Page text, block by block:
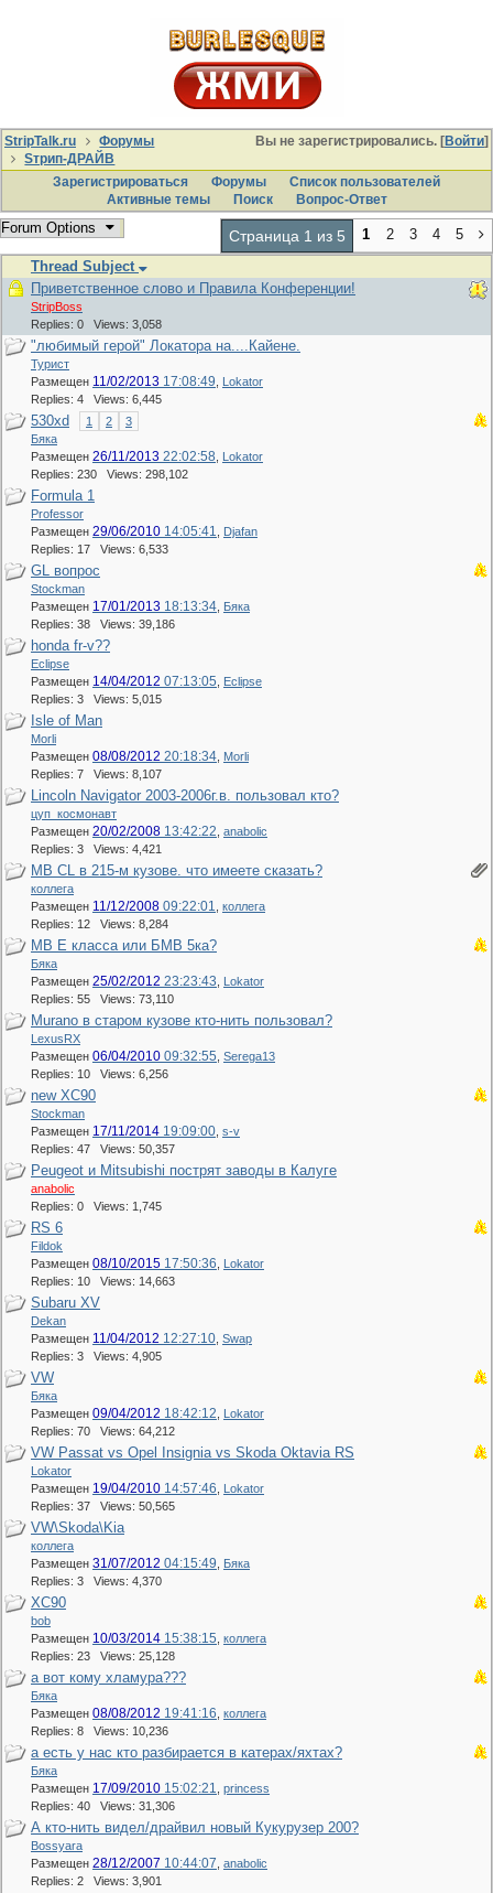
Вы не зарегистрировались. [Войти]
StripTalk.ru
Форумы
Sтрип-ДРАЙВ
Зарегистрироваться
Форумы
Список пользователей
Активные темы
Поиcк Вопрос-Ответ
Forum Options Страница 1 из 5 1 2 3 4
5
Thread Subject
Приветственное слово и Правила Конференции!
StripBoss
Replies: 0 Views: 3,058
"любимый герой" Локатора на....Кайене.
Турист
Размещен 11/02/2013 17:08:49
Lokator
Replies: 4 Views: 6,445
530хd 1 2
3
Бяка
Размещен 26/11/2013 22:02:58 Lokator
Replies: 230 Views: 298,102
Formula 1
Professor
Размещен 29/06/2010 14:05:41
Djafan
Replies: 17 Views: 6,533
GL вопрос
Stockman
Размещен 17/01/2013 18:13:34 Бяка
Replies: 38 Views: 39,186
honda fr-v??
Eclipse
Размещен 14/04/2012 07:13:05
Eclipse
Replies: 3 Views: 5,015
Isle of Man
Morli
Размещен 08/08/2012 20:18:34 Morli
Replies: 7 Views: 8,107
Lincoln Navigator 2003-2006г.в. пользовал кто?
цуп_космонавт
Размещен 20/02/2008 13:42:22 anabolic
Replies: 3 Views: 4,421
MB CL в 215-м кузове. что имеете сказать?
коллега
Размещен 11/12/2008 09:22:01 коллега
Replies: 12 Views: 8,284
MB Е класса или БМВ 5ка?
Бяка
Размещен 25/02/2012 23:23:43
Lokator
Replies: 55 Views: 73,110
Murano в старом кузове кто-нить пользовал?
LexusRX
Размещен 06/04/2010 09:32:55 Serega13
Replies: 10 Views: 6,256
new XC90
Stockman
Размещен 17/11/2014 19:09:00 s-v
Replies: 47 Views: 50,357
Peugeot и Mitsubishi пострят заводы в Калуге
anabolic
Replies: 0 Views: 1,745
RS 6
Fildok
Размещен 08/10/2015 17:50:36
Lokator
Replies: 10 Views: 14,663
Subaru XV
Dekan
Размещен 11/04/2012 12:27:10 Swap
Replies: 3 Views: 4,905
VW
Бяка
Размещен 09/04/2012 18:42:12
Lokator
Replies: 70 Views: 64,212
VW Passat vs Opel Insignia vs Skoda Oktavia RS
Lokator
Размещен 19/04/2010 14:57:46
Lokator
Replies: 37 Views: 50,565
VW\Skoda\Kia
коллега
Размещен 31/07/2012 04:15:49
Бяка
Replies: 3 Views: 4,370
XC90
bob
Размещен 10/03/2014 15:38:15 коллега
Replies: 23 Views: 25,128
а вот кому хламура???
Бяка
Размещен 08/08/2012 19:41:16 коллега
Replies: 8 Views: 10,236
а есть у нас кто разбирается в катерах/яхтах?
Бяка
Размещен 17/09/2010 15:02:21 princess
Replies: 40 Views: 31,306
А кто-нить видел/драйвил новый Кукурузер 200?
Bossyara
Размещен 28/12/2007 10:44:07 anabolic
Replies: 2 Views: 3,901